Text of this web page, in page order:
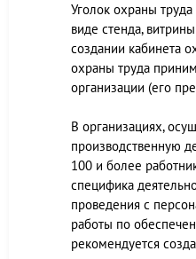
Уголок охраны
виде стенда,
создании кабинета
охраны труда
организации (его
В организациях,
производственную
100 и более
специфика
проведения с
работы по
рекомендуется